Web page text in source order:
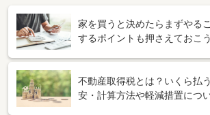
家を買うと決めたらまずやる
するポイントも押さえておこう
不動産取得税とは？いくら払
安・計算方法や軽減措置につ